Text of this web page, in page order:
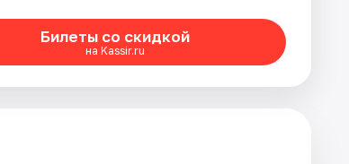
Билеты со скидкой
на Kassir.ru